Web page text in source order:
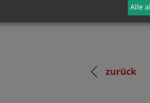
zurück
Alle